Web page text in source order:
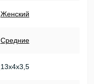
Женский
Средние
13х4х3,5